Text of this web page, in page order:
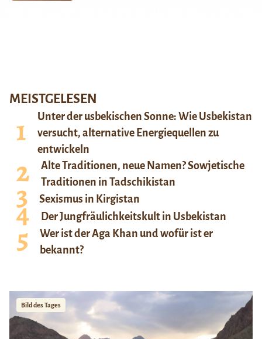
MEISTGELESEN
Unter der usbekischen Sonne: Wie Usbekistan
versucht, alternative Energiequellen zu
entwickeln
Alte Traditionen, neue Namen? Sowjetische
Traditionen in Tadschikistan
Sexismus in Kirgistan
Der Jungfräulichkeitskult in Usbekistan
Wer ist der Aga Khan und wofür ist er
bekannt?
Bild des Tages